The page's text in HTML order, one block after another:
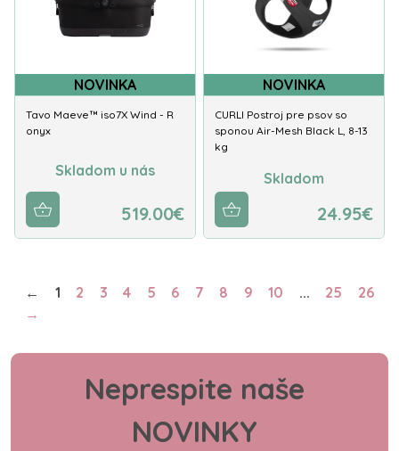
NOVINKA
Tavo Maeve™ iso7X Wind - R
onyx
Skladom u nás
519.00€
NOVINKA
CURLI Postroj pre psov so
sponou Air-Mesh Black L, 8-13
kg
Skladom
24.95€
← 1 2 3 4 5 6 7 8 9 10 ... 25
26
→
Neprespite naše
NOVINKY